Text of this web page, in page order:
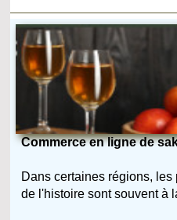
Commerce en ligne de
Dans certaines régions,
de l'histoire sont souvent à